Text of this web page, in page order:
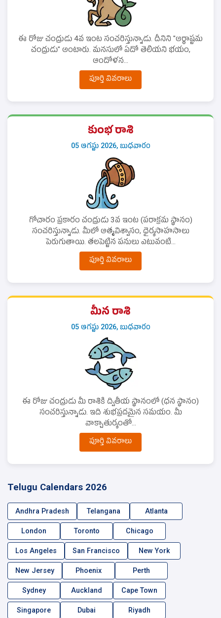
ఈ రోజు చంద్రుడు 4వ ఇంట సంచరిస్తున్నాడు. దీనిని "అర్ధాష్టమ
చంద్రుడు" అంటారు. మనసులో ఏదో తెలియని భయం,
ఆందోళన...
పూర్తి వివరాలు
కుంభ రాశి
05 ఆగస్టు 2026, బుధవారం
గోచారం ప్రకారం చంద్రుడు 3వ ఇంట (పరాక్రమ స్థానం)
సంచరిస్తున్నాడు. మీలో ఆత్మవిశ్వాసం, ధైర్యసాహసాలు
పెరుగుతాయి. తలపెట్టిన పనులు ఎటువంటి...
పూర్తి వివరాలు
మీన రాశి
05 ఆగస్టు 2026, బుధవారం
ఈ రోజు చంద్రుడు మీ రాశికి ద్వితీయ స్థానంలో (ధన స్థానం)
సంచరిస్తున్నాడు. ఇది శుభప్రదమైన సమయం. మీ
వాక్చాతుర్యంతో...
పూర్తి వివరాలు
Telugu Calendars 2026
Andhra Pradesh Telangana Atlanta
London Toronto Chicago
Los Angeles San Francisco New York
New Jersey Phoenix Perth
Sydney Auckland Cape Town
Singapore Dubai Riyadh